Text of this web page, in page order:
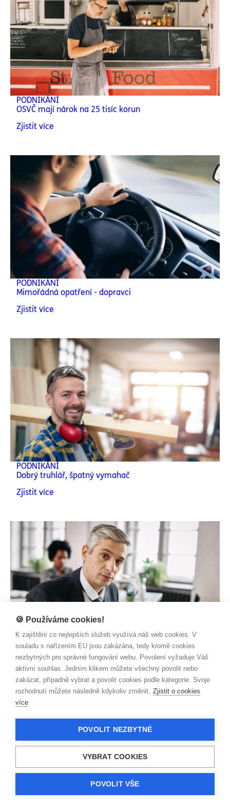
PODNIKÁNÍ
OSVČ mají nárok na 25 tisíc korun
Zjistit více
PODNIKÁNÍ
Mimořádná opatření - dopravci
Zjistit více
PODNIKÁNÍ
Dobrý truhlář, špatný vymahač
Zjistit více
PODNIKÁNÍ
Zkouší to i na nás
Zjistit více
🍪 Používáme cookies!
K zajištění co nejlepších služeb využívá náš web cookies. V
souladu s nařízením EU jsou zakázána, tedy kromě cookies
nezbytných pro správné fungování webu. Povolení vyžaduje Váš
aktivní souhlas. Jedním klikem můžete všechny povolit nebo
zakázat, případně vybrat a povolit cookies podle kategorie. Svoje
rozhodnutí můžete následně kdykoliv změnit. Zjistit o cookies
více
POVOLIT NEZBYTNÉ
VYBRAT COOKIES
POVOLIT VŠE